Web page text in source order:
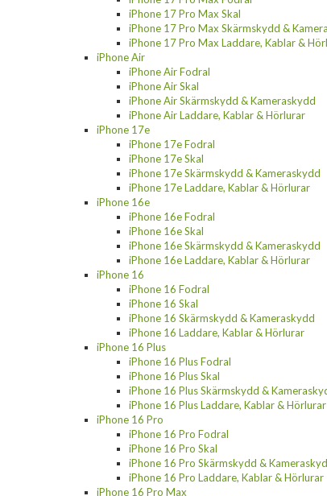
iPhone 17 Pro Max Skal
iPhone 17 Pro Max Skärmskydd &
iPhone 17 Pro Max Laddare, Kablar &
iPhone Air
iPhone Air Fodral
iPhone Air Skal
iPhone Air Skärmskydd & Kameraskydd
iPhone Air Laddare, Kablar & Hörlurar
iPhone 17e
iPhone 17e Fodral
iPhone 17e Skal
iPhone 17e Skärmskydd & Kameraskydd
iPhone 17e Laddare, Kablar & Hörlurar
iPhone 16e
iPhone 16e Fodral
iPhone 16e Skal
iPhone 16e Skärmskydd & Kameraskydd
iPhone 16e Laddare, Kablar & Hörlurar
iPhone 16
iPhone 16 Fodral
iPhone 16 Skal
iPhone 16 Skärmskydd & Kameraskydd
iPhone 16 Laddare, Kablar & Hörlurar
iPhone 16 Plus
iPhone 16 Plus Fodral
iPhone 16 Plus Skal
iPhone 16 Plus Skärmskydd &
iPhone 16 Plus Laddare, Kablar & Hörlurar
iPhone 16 Pro
iPhone 16 Pro Fodral
iPhone 16 Pro Skal
iPhone 16 Pro Skärmskydd &
iPhone 16 Pro Laddare, Kablar & Hörlurar
iPhone 16 Pro Max